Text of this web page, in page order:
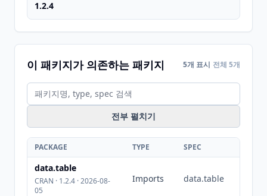
1.2.4
이 패키지가 의존하는 패키지 5개 표시 전체 5개
전부 펼치기
PACKAGE TYPE SPEC
data.table
CRAN · 1.2.4 · 2026-08-
05
Imports data.table